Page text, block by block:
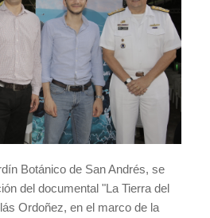
Botánico de San Andrés, se
del documental "La Tierra del
Ordoñez, en el marco de la